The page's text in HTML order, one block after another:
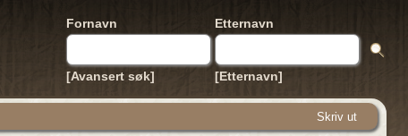
Fornavn Etternavn
[Avansert søk] [Etternavn]
Skriv ut